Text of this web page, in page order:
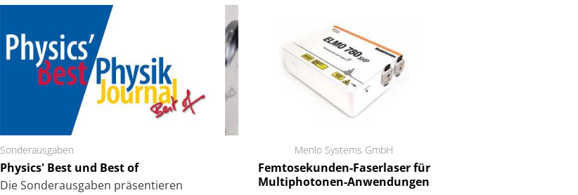
Sonderausgaben
Physics' Best und Best of
Die Sonder­ausgaben präsentieren
Elektronenmikroskopie auf
kleinstem Raum
Menlo Systems GmbH
Femtosekunden-Faserlaser für
Multiphotonen-Anwendungen